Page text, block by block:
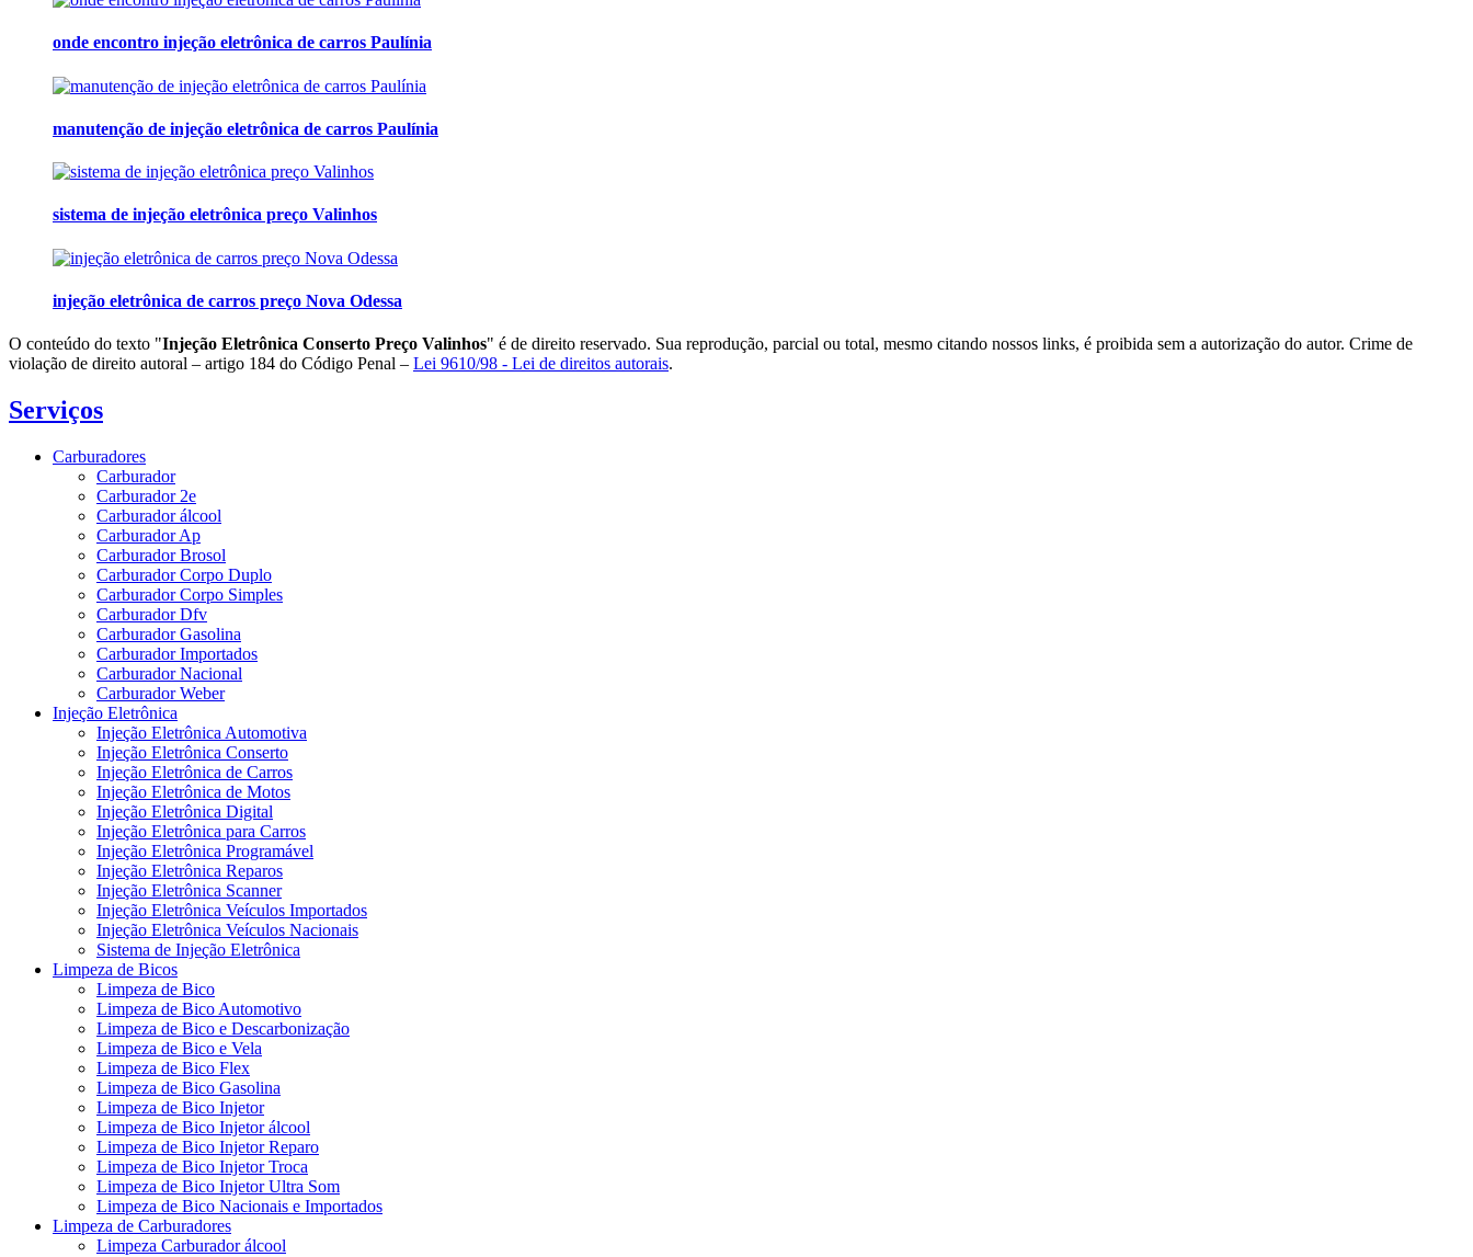
onde encontro injeção eletrônica de carros Paulínia
manutenção de injeção eletrônica de carros Paulínia
sistema de injeção eletrônica preço Valinhos
injeção eletrônica de carros preço Nova Odessa
O conteúdo do texto "Injeção Eletrônica Conserto Preço Valinhos" é de direito reservado. Sua reprodução, parcial ou total, mesmo citando nossos links, é proibida sem a autorização do autor. Crime de
violação de direito autoral – artigo 184 do Código Penal – Lei 9610/98 - Lei de direitos autorais.
Serviços
Carburadores
Carburador
Carburador 2e
Carburador álcool
Carburador Ap
Carburador Brosol
Carburador Corpo Duplo
Carburador Corpo Simples
Carburador Dfv
Carburador Gasolina
Carburador Importados
Carburador Nacional
Carburador Weber
Injeção Eletrônica
Injeção Eletrônica Automotiva
Injeção Eletrônica Conserto
Injeção Eletrônica de Carros
Injeção Eletrônica de Motos
Injeção Eletrônica Digital
Injeção Eletrônica para Carros
Injeção Eletrônica Programável
Injeção Eletrônica Reparos
Injeção Eletrônica Scanner
Injeção Eletrônica Veículos Importados
Injeção Eletrônica Veículos Nacionais
Sistema de Injeção Eletrônica
Limpeza de Bicos
Limpeza de Bico
Limpeza de Bico Automotivo
Limpeza de Bico e Descarbonização
Limpeza de Bico e Vela
Limpeza de Bico Flex
Limpeza de Bico Gasolina
Limpeza de Bico Injetor
Limpeza de Bico Injetor álcool
Limpeza de Bico Injetor Reparo
Limpeza de Bico Injetor Troca
Limpeza de Bico Injetor Ultra Som
Limpeza de Bico Nacionais e Importados
Limpeza de Carburadores
Limpeza Carburador álcool